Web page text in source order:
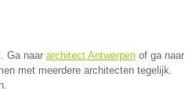
. Ga naar architect Antwerpenof ga naar
met meerdere architecten tegelijk.